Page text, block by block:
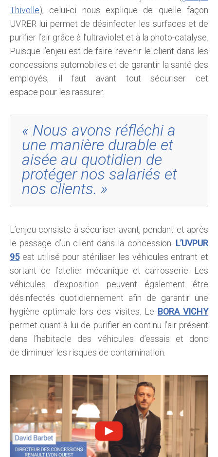
Thivolle), celui-ci nous explique de quelle façon
UVRER lui permet de désinfecter les surfaces et de
purifier l’air grâce à l’ultraviolet et à la photo-catalyse.
Puisque l’enjeu est de faire revenir le client dans les
concessions automobiles et de garantir la santé des
employés, il faut avant tout sécuriser cet
espace pour les rassurer.
« Nous avons réfléchi a
une manière durable et
aisée au quotidien de
protéger nos salariés et
nos clients. »
L’enjeu consiste à sécuriser avant, pendant et après
le passage d’un client dans la concession. L’UVPUR
95est utilisé pour stériliser les véhicules entrant et
sortant de l’atelier mécanique et carrosserie. Les
véhicules d’exposition peuvent également être
désinfectés quotidiennement afin de garantir une
hygiène optimale lors des visites. Le BORA VICHY
permet quant à lui de purifier en continu l’air présent
dans l’habitacle des véhicules d’essais et donc
de diminuer les risques de contamination.